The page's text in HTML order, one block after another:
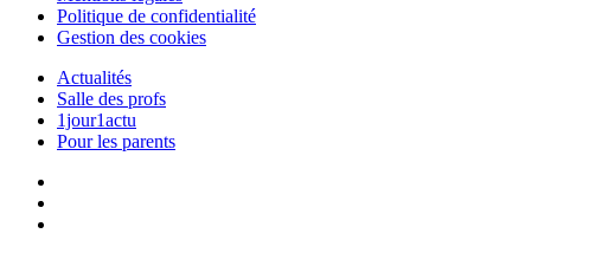
Politique de confidentialité
Gestion des cookies
Actualités
Salle des profs
1jour1actu
Pour les parents